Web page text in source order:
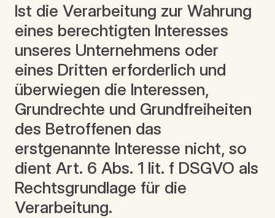
Ist die Verarbeitung zur Wahrung
eines berechtigten Interesses
unseres Unternehmens oder
eines Dritten erforderlich und
überwiegen die Interessen,
Grundrechte und Grundfreiheiten
des Betroffenen das
erstgenannte Interesse nicht, so
dient Art. 6 Abs. 1 lit. f DSGVO als
Rechtsgrundlage für die
Verarbeitung.